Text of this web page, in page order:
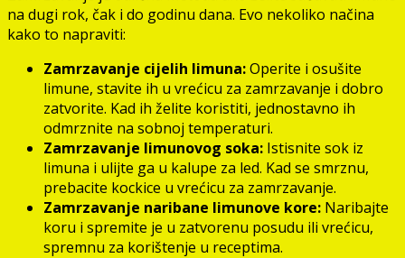
na dugi rok, čak i do godinu dana. Evo nekoliko načina
kako to napraviti:
Zamrzavanje cijelih limuna:Operite i osušite
limune, stavite ih u vrećicu za zamrzavanje i dobro
zatvorite. Kad ih želite koristiti, jednostavno ih
odmrznite na sobnoj temperaturi.
Zamrzavanje limunovog soka: Istisnite sok iz
limuna i ulijte ga u kalupe za led. Kad se smrznu,
prebacite kockice u vrećicu za zamrzavanje.
Zamrzavanje naribane limunove kore: Naribajte
koru i spremite je u zatvorenu posudu ili vrećicu,
spremnu za korištenje u receptima.